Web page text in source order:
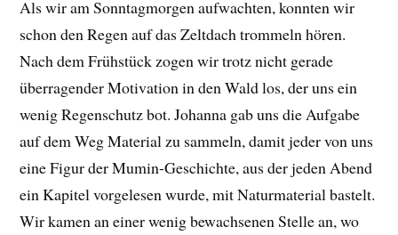
Als wir am Sonntagmorgen aufwachten, konnten wir
schon den Regen auf das Zeltdach trommeln hören.
Nach dem Frühstück zogen wir trotz nicht gerade
überragender Motivation in den Wald los, der uns ein
wenig Regenschutz bot. Johanna gab uns die Aufgabe
auf dem Weg Material zu sammeln, damit jeder von uns
eine Figur der Mumin-Geschichte, aus der jeden Abend
ein Kapitel vorgelesen wurde, mit Naturmaterial bastelt.
Wir kamen an einer wenig bewachsenen Stelle an, wo